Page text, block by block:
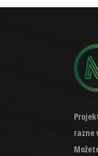
razne